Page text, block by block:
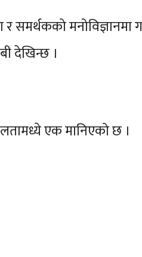
मनोविज्ञानमा
देखिन्छ ।
एक मानिएको छ ।